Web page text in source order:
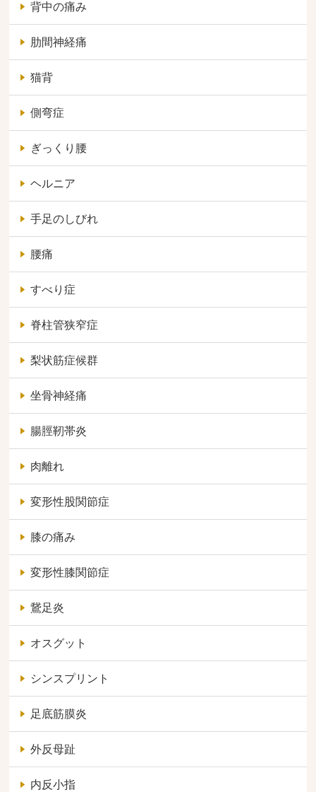
背中の痛み
肋間神経痛
猫背
側弯症
ぎっくり腰
ヘルニア
手足のしびれ
腰痛
すべり症
脊柱管狭窄症
梨状筋症候群
坐骨神経痛
腸脛靭帯炎
肉離れ
変形性股関節症
膝の痛み
変形性膝関節症
鵞足炎
オスグット
シンスプリント
足底筋膜炎
外反母趾
内反小指